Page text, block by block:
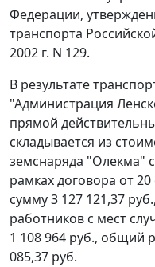
Федерации,
транспорта
2002 г. N 129.
В результате
"Администрация
прямой
складывается из
земснаряда "Олекма"
рамках договора от
сумму 3 127 121,37
работников с мест
1 108 964 руб., общий
085,37 руб.